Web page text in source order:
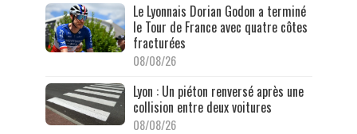
Le Lyonnais Dorian Godon a terminé
le Tour de France avec quatre côtes
fracturées
08/08/26
Lyon : Un piéton renversé après une
collision entre deux voitures
08/08/26